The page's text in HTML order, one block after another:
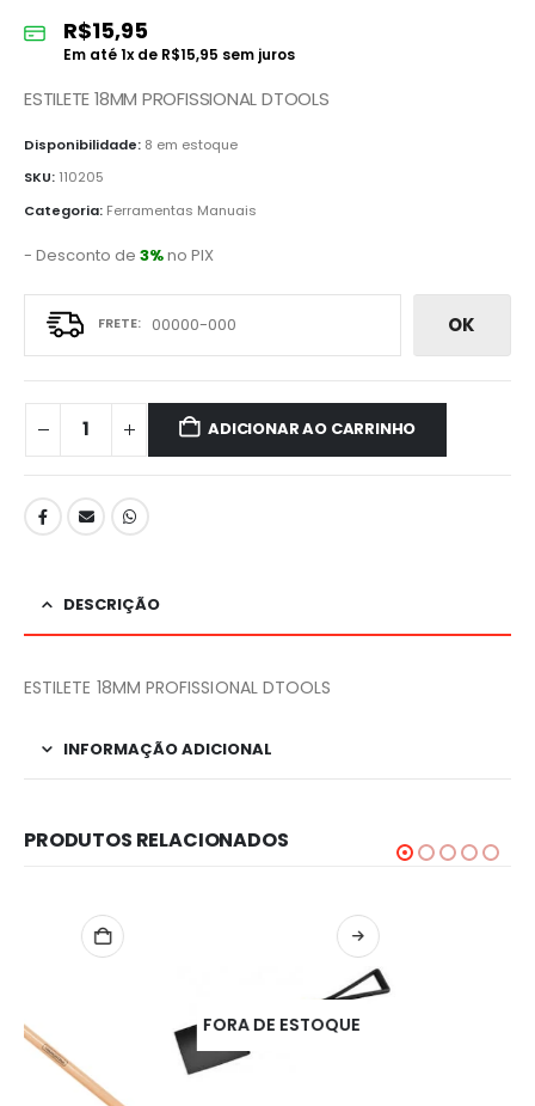
R$15,95
Em até1x de R$15,95 sem juros
ESTILETE 18MM PROFISSIONAL DTOOLS
Disponibilidade: 8 em estoque
SKU: 110205
Categoria: Ferramentas Manuais
- Desconto de 3%no PIX
OK
ADICIONAR AO CARRINHO
DESCRIÇÃO
ESTILETE 18MM PROFISSIONAL DTOOLS
INFORMAÇÃO ADICIONAL
PRODUTOS RELACIONADOS
FORA DE ESTOQUE